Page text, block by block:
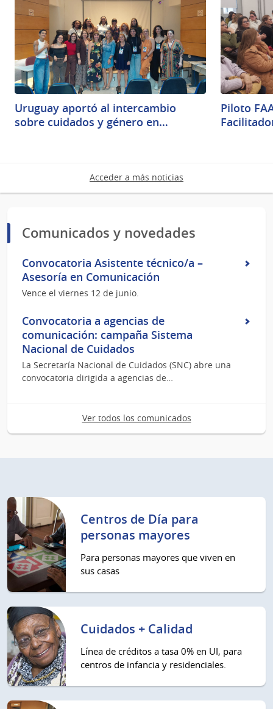
Uruguay aportó al intercambio
sobre cuidados y género en…
Piloto
Acceder a más noticias
Comunicados y novedades
Convocatoria Asistente técnico/a –
Asesoría en Comunicación
Vence el viernes 12 de junio.
Convocatoria a agencias de
comunicación: campaña Sistema
Nacional de Cuidados
La Secretaría Nacional de Cuidados (SNC) abre una
convocatoria dirigida a agencias de…
Ver todos los comunicados
Centros de Día para
personas mayores
Para personas mayores que viven en
sus casas
Cuidados + Calidad
Línea de créditos a tasa 0% en UI, para
centros de infancia y residenciales.